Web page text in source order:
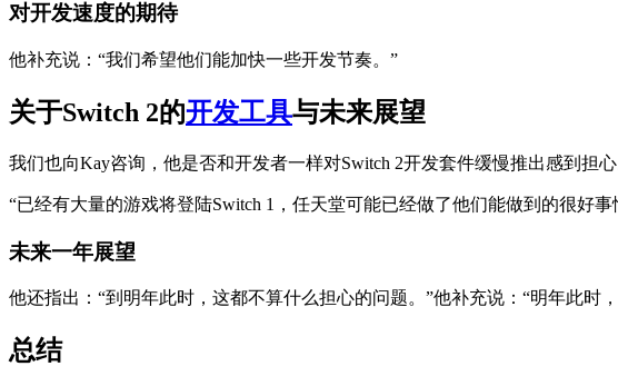
对开发速度的期待
他补充说：“我们希望他们能加快一些开发节奏。”
关于Switch 2的开发工具与未来展望
我们也向Kay咨询，他是否和开发者一样对Switch 2开发套件缓慢推出感到担
“已经有大量的游戏将登陆Switch 1，任天堂可能已经做了他们能做到的很好事
未来一年展望
他还指出：“到明年此时，这都不算什么担心的问题。”他补充说：“明年此时
总结